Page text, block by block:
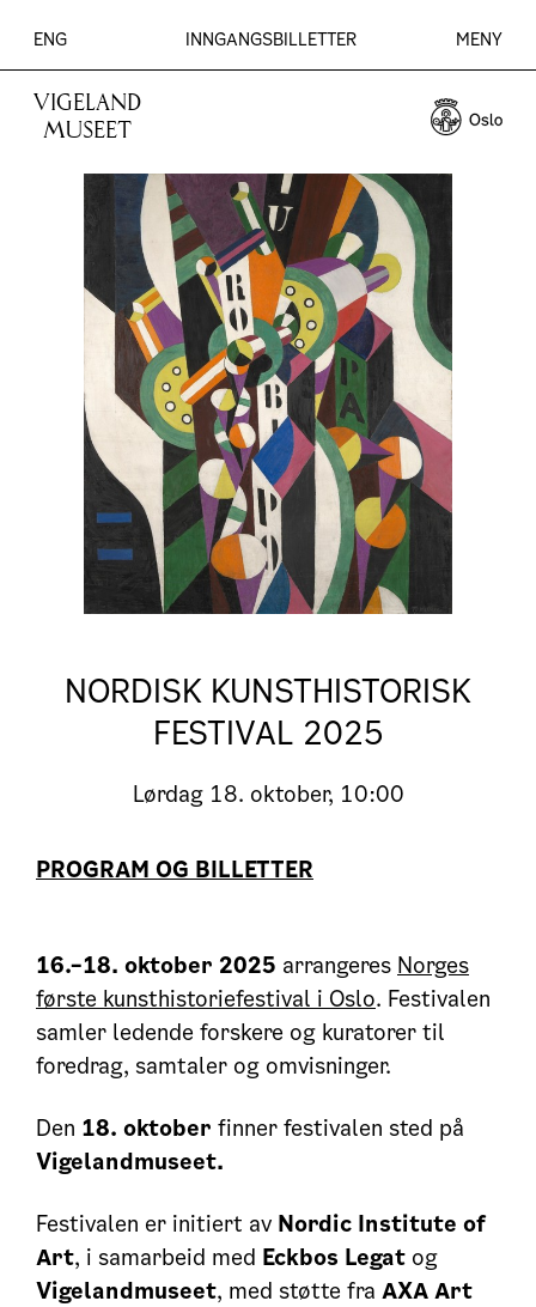
VIGELAND
MUSEET
INNGANGSBILLETTER
ENG MENY
NORDISK KUNSTHISTORISK
FESTIVAL 2025
Lørdag18. oktober, 10:00
PROGRAM OG BILLETTER
16.–18. oktober 2025 arrangeres Norges
første kunsthistoriefestival i Oslo. Festivalen
samler ledende forskere og kuratorer til
foredrag, samtaler og omvisninger.
Den 18. oktober finner festivalen sted på
Vigelandmuseet.
Festivalen er initiert av Nordic Institute of
Art, i samarbeid med Eckbos Legat og
Vigelandmuseet, med støtte fra AXA Art